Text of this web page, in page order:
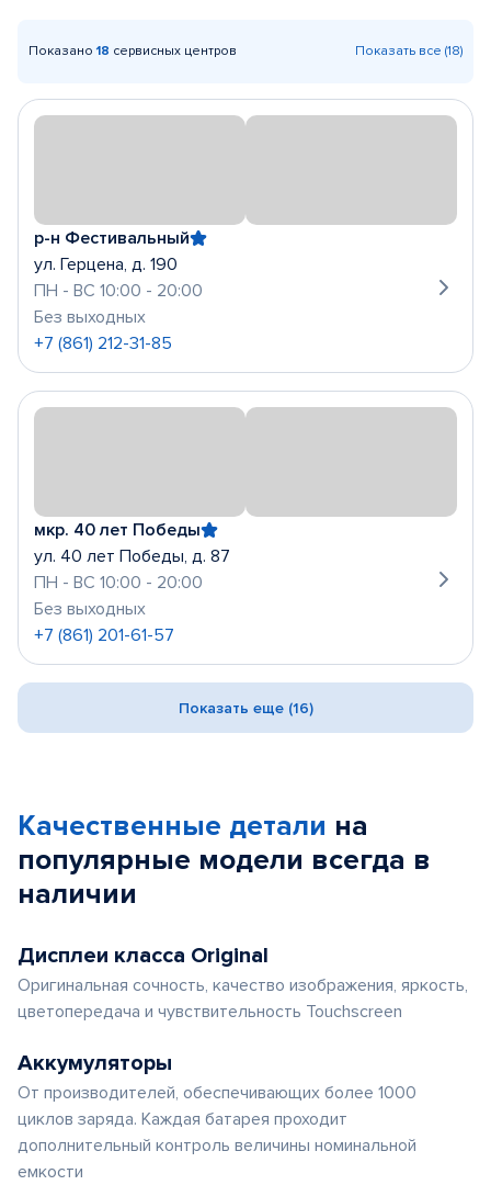
Показано 18 сервисных центров Показать все (18)
р-н Фестивальный
ул. Герцена, д. 190
ПН - ВС 10:00 - 20:00
Без выходных
+7 (861) 212-31-85
мкр. 40 лет Победы
ул. 40 лет Победы, д. 87
ПН - ВС 10:00 - 20:00
Без выходных
+7 (861) 201-61-57
Показать еще (16)
Качественные детали на
популярные модели всегда в
наличии
Дисплеи класса Original
Оригинальная сочность, качество изображения, яркость,
цветопередача и чувствительность Touchscreen
Аккумуляторы
От производителей, обеспечивающих более 1000
циклов заряда. Каждая батарея проходит
дополнительный контроль величины номинальной
емкости